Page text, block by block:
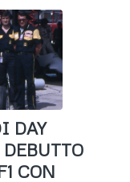
DAY
CON